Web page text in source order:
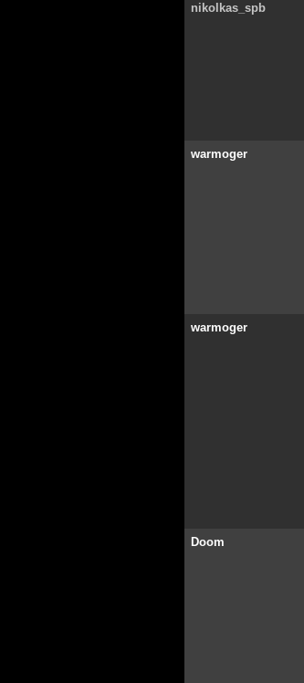
nikolkas_spb
warmoger
warmoger
Doom